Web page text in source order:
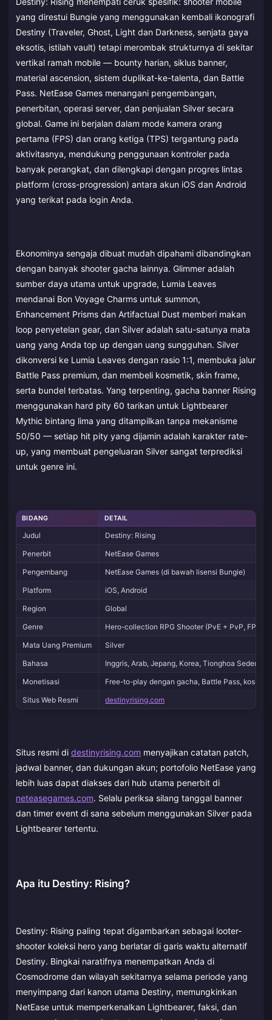
yang direstui Bungie yang menggunakan kembali ikonografi
Destiny (Traveler, Ghost, Light dan Darkness, senjata gaya
eksotis, istilah vault) tetapi merombak strukturnya di sekitar
vertikal ramah mobile — bounty harian, siklus banner,
material ascension, sistem duplikat-ke-talenta, dan Battle
Pass. NetEase Games menangani pengembangan,
penerbitan, operasi server, dan penjualan Silver secara
global. Game ini berjalan dalam mode kamera orang
pertama (FPS) dan orang ketiga (TPS) tergantung pada
aktivitasnya, mendukung penggunaan kontroler pada
banyak perangkat, dan dilengkapi dengan progres lintas
platform (cross-progression) antara akun iOS dan Android
yang terikat pada login Anda.
Ekonominya sengaja dibuat mudah dipahami dibandingkan
dengan banyak shooter gacha lainnya. Glimmer adalah
sumber daya utama untuk upgrade, Lumia Leaves
mendanai Bon Voyage Charms untuk summon,
Enhancement Prisms dan Artifactual Dust memberi makan
loop penyetelan gear, dan Silver adalah satu-satunya mata
uang yang Anda top up dengan uang sungguhan. Silver
dikonversi ke Lumia Leaves dengan rasio 1:1, membuka jalur
Battle Pass premium, dan membeli kosmetik, skin frame,
serta bundel terbatas. Yang terpenting, gacha banner Rising
menggunakan hard pity 60 tarikan untuk Lightbearer
Mythic bintang lima yang ditampilkan tanpa mekanisme
50/50 — setiap hit pity yang dijamin adalah karakter rate-
up, yang membuat pengeluaran Silver sangat terprediksi
untuk genre ini.
BIDANG DETAIL
Judul
Destiny: Rising
Penerbit
NetEase Games
Pengembang
NetEase Games (di bawah lisensi Bungie)
Platform
iOS, Android
Region
Global
Genre
Hero-collection RPG Shooter (PvE + PvP, FPS/
Mata Uang Premium
Silver
Bahasa
Inggris, Arab, Jepang, Korea, Tionghoa
Monetisasi
Free-to-play dengan gacha, Battle Pass,
Situs Web Resmi
destinyrising.com
Situs resmi di destinyrising.com menyajikan catatan patch,
jadwal banner, dan dukungan akun; portofolio NetEase yang
lebih luas dapat diakses dari hub utama penerbit di
neteasegames.com. Selalu periksa silang tanggal banner
dan timer event di sana sebelum menggunakan Silver pada
Lightbearer tertentu.
Apa itu Destiny: Rising?
Destiny: Rising paling tepat digambarkan sebagai looter-
shooter koleksi hero yang berlatar di garis waktu alternatif
Destiny. Bingkai naratifnya menempatkan Anda di
Cosmodrome dan wilayah sekitarnya selama periode yang
menyimpang dari kanon utama Destiny, memungkinkan
NetEase untuk memperkenalkan Lightbearer, faksi, dan